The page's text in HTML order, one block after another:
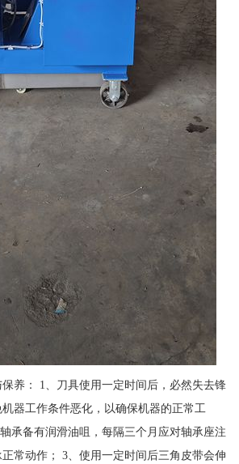
养： 1、刀具使用一定时间后，必然失去锋
器工作条件恶化，以确保机器的正常工
承备有润滑油咀，每隔三个月应对轴承座注
常动作； 3、使用一定时间后三角皮带会伸